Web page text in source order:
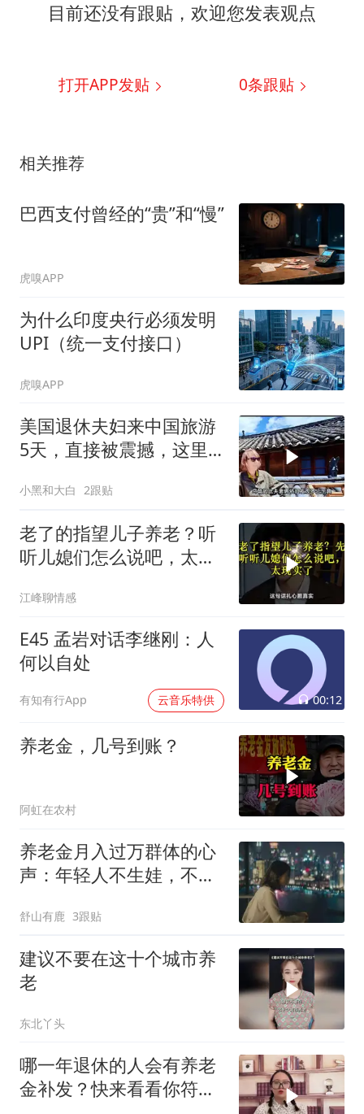
目前还没有跟贴，欢迎您发表观点
打开APP发贴 0条跟贴
相关推荐
巴西支付曾经的“贵”和“慢”
虎嗅APP
为什么印度央行必须发明
UPI（统一支付接口）
虎嗅APP
美国退休夫妇来中国旅游
5天，直接被震撼，这里
小黑和大白 2跟贴
老了的指望儿子养老？听
听儿媳们怎么说吧，太现
江峰聊情感
E45 孟岩对话李继刚：人
何以自处
有知有行App 云音乐特供 00:12
养老金，几号到账？
阿虹在农村
养老金月入过万群体的心
声：年轻人不生娃，不交
了社会养老体系
舒山有鹿 3跟贴
建议不要在这十个城市养
老
东北丫头
哪一年退休的人会有养老
金补发？快来看看你符合